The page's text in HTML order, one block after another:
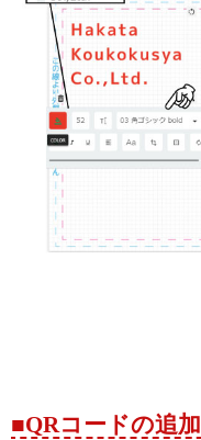
■QRコードの追加